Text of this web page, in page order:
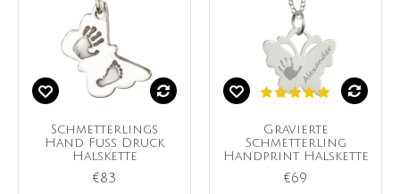
Schmetterlings
Hand Fuß Druck
Halskette
€83
Gravierte
Schmetterling
Handprint Halskette
€69